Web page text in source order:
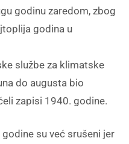
godinu zaredom, zbog
godina u
službe za klimatske
do augusta bio
zapisi 1940. godine.
su već srušeni jer